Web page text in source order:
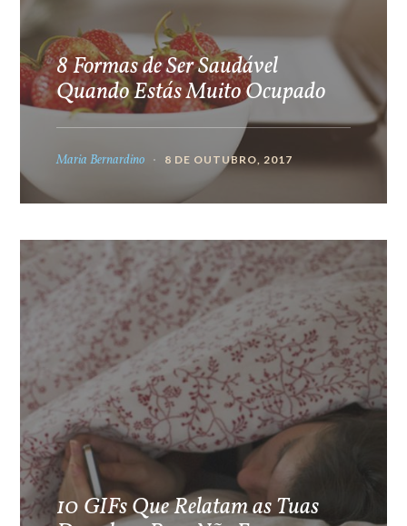
8 Formas de Ser Saudável
Quando Estás Muito Ocupado
Maria Bernardino 8 DE OUTUBRO, 2017
10 GIFs Que Relatam as Tuas